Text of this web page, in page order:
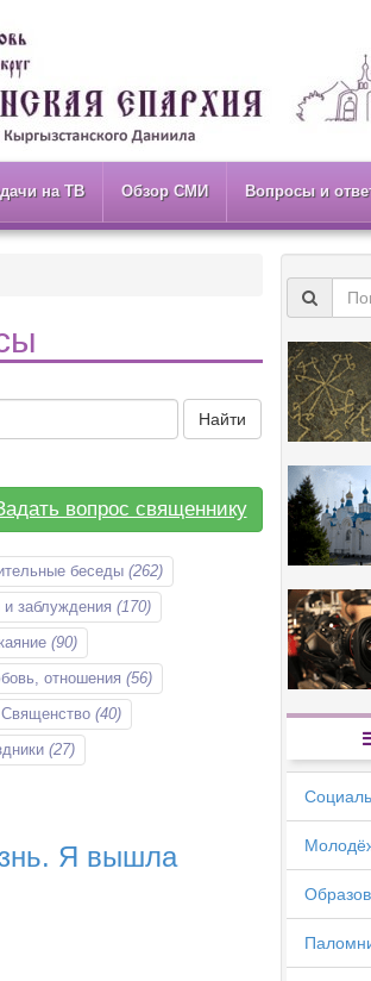
на ТВ Обзор СМИ Вопросы и
Найти
вопрос священнику
беседы (262)
заблуждения (170)
(90)
отношения (56)
Священство (40)
(27)
Я вышла